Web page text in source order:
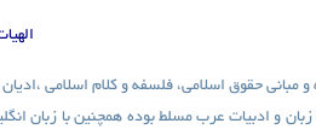
حقوق اسلامی، فلسفه و کلام اسلامی
و ادبیات عرب مسلط بوده همچنین با زبان